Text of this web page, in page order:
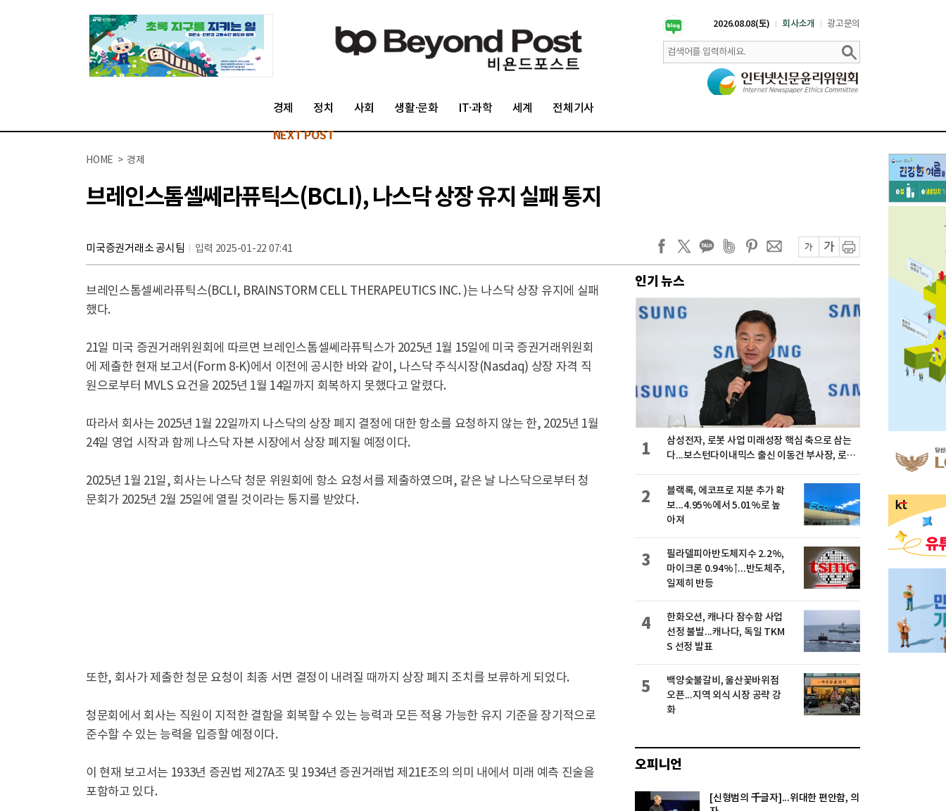
2026.08.08(토) 회사소개 광고문의
경제 정치 사회 생활·문화 IT·과학 세계 전체기사
NEXT POST
HOME > 경제
브레인스톰셀쎄라퓨틱스(BCLI), 나스닥 상장 유지 실패 통지
미국증권거래소 공시팀 입력 2025-01-22 07:41
브레인스톰셀쎄라퓨틱스(BCLI, BRAINSTORM CELL THERAPEUTICS INC. )는 나스닥 상장 유지에 실패
했다.
21일 미국 증권거래위원회에 따르면 브레인스톰셀쎄라퓨틱스가 2025년 1월 15일에 미국 증권거래위원회
에 제출한 현재 보고서(Form 8-K)에서 이전에 공시한 바와 같이, 나스닥 주식시장(Nasdaq) 상장 자격 직
원으로부터 MVLS 요건을 2025년 1월 14일까지 회복하지 못했다고 알렸다.
따라서 회사는 2025년 1월 22일까지 나스닥의 상장 폐지 결정에 대한 항소를 요청하지 않는 한, 2025년 1월
24일 영업 시작과 함께 나스닥 자본 시장에서 상장 폐지될 예정이다.
2025년 1월 21일, 회사는 나스닥 청문 위원회에 항소 요청서를 제출하였으며, 같은 날 나스닥으로부터 청
문회가 2025년 2월 25일에 열릴 것이라는 통지를 받았다.
또한, 회사가 제출한 청문 요청이 최종 서면 결정이 내려질 때까지 상장 폐지 조치를 보류하게 되었다.
청문회에서 회사는 직원이 지적한 결함을 회복할 수 있는 능력과 모든 적용 가능한 유지 기준을 장기적으로
준수할 수 있는 능력을 입증할 예정이다.
이 현재 보고서는 1933년 증권법 제27A조 및 1934년 증권거래법 제21E조의 의미 내에서 미래 예측 진술을
포함하고 있다.
인기 뉴스
삼성전자, 로봇 사업 미래성장 핵심 축으로 삼는
다...보스턴다이내믹스 출신 이동건 부사장, 로보
1
블랙록, 에코프로 지분 추가 확
보...4.95%에서 5.01%로 높
아져
2
필라델피아반도체지수 2.2%,
마이크론 0.94%↑...반도체주,
일제히 반등
3
한화오션, 캐나다 잠수함 사업
선정 불발...캐나다, 독일 TKM
S 선정 발표
4
백양숯불갈비, 울산꽃바위점
오픈...지역 외식 시장 공략 강
화
5
오피니언
[신형범의 千글자]...위대한 편안함, 의